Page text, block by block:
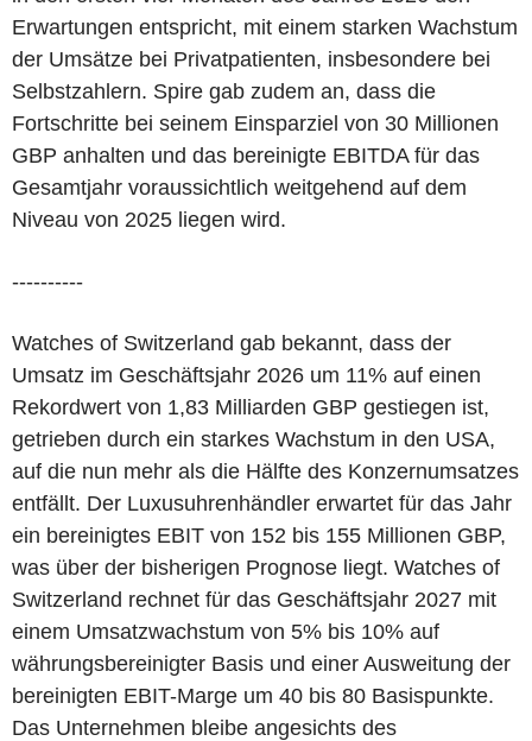
Erwartungen entspricht, mit einem starken Wachstum
der Umsätze bei Privatpatienten, insbesondere bei
Selbstzahlern. Spire gab zudem an, dass die
Fortschritte bei seinem Einsparziel von 30 Millionen
GBP anhalten und das bereinigte EBITDA für das
Gesamtjahr voraussichtlich weitgehend auf dem
Niveau von 2025 liegen wird.
----------
Watches of Switzerland gab bekannt, dass der
Umsatz im Geschäftsjahr 2026 um 11% auf einen
Rekordwert von 1,83 Milliarden GBP gestiegen ist,
getrieben durch ein starkes Wachstum in den USA,
auf die nun mehr als die Hälfte des Konzernumsatzes
entfällt. Der Luxusuhrenhändler erwartet für das Jahr
ein bereinigtes EBIT von 152 bis 155 Millionen GBP,
was über der bisherigen Prognose liegt. Watches of
Switzerland rechnet für das Geschäftsjahr 2027 mit
einem Umsatzwachstum von 5% bis 10% auf
währungsbereinigter Basis und einer Ausweitung der
bereinigten EBIT-Marge um 40 bis 80 Basispunkte.
Das Unternehmen bleibe angesichts des